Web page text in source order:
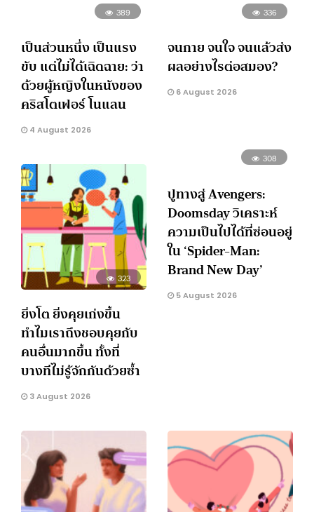
389
เป็นส่วนหนึ่ง เป็นแรง
ขับ แต่ไม่ได้เฉิดฉาย: ว่า
ด้วยผู้หญิงในหนังของ
คริสโตเฟอร์ โนแลน
4 August 2026
336
จนกาย จนใจ จนแล้วส่ง
ผลอย่างไรต่อสมอง?
6 August 2026
323
ยิ่งโต ยิ่งคุยเก่งขึ้น
ทำไมเราถึงชอบคุยกับ
คนอื่นมากขึ้น ทั้งที่
บางทีไม่รู้จักกันด้วยซ้ำ
3 August 2026
308
ปูทางสู่ Avengers:
Doomsday วิเคราะห์
ความเป็นไปได้ที่ซ่อนอยู่
ใน ‘Spider-Man:
Brand New Day’
5 August 2026